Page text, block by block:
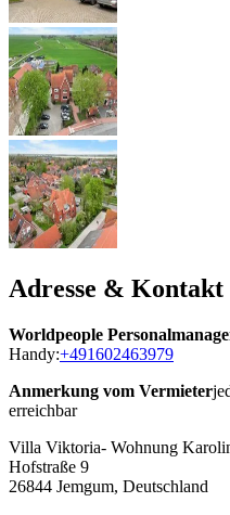
Adresse & Kontakt
Worldpeople
Handy:+491602463979
Anmerkung vom Vermieter
erreichbar
Villa Viktoria- Wohnung
Hofstraße 9
26844 Jemgum, Deutschland